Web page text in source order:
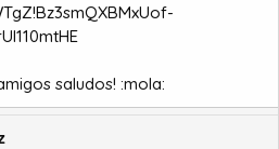
saludos! :mola: